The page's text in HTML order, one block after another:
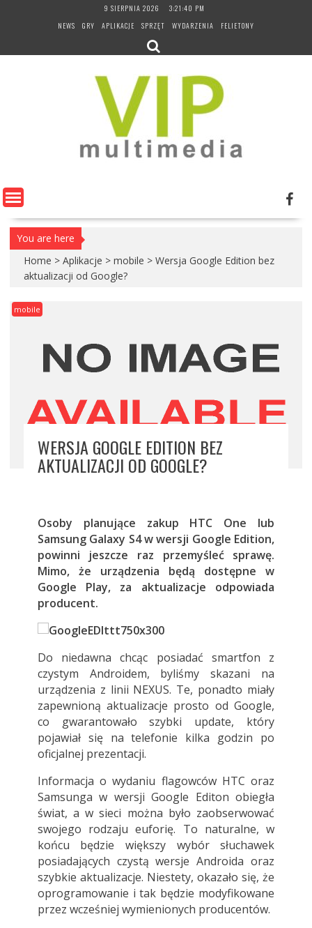
9 SIERPNIA 2026
3:21:40 PM
NEWS
GRY APLIKACJE SPRZĘT WYDARZENIA FELIETONY
You are here
Home > Aplikacje > mobile > Wersja Google Edition bez
aktualizacji od Google?
mobile
WERSJA GOOGLE EDITION BEZ
AKTUALIZACJI OD GOOGLE?
Osoby planujące zakup HTC One lub
Samsung Galaxy S4 w wersji Google Edition,
powinni jeszcze raz przemyśleć sprawę.
Mimo, że urządzenia będą dostępne w
Google Play, za aktualizacje odpowiada
producent.
Do niedawna chcąc posiadać smartfon z
czystym Androidem, byliśmy skazani na
urządzenia z linii NEXUS. Te, ponadto miały
zapewnioną aktualizacje prosto od Google,
co gwarantowało szybki update, który
pojawiał się na telefonie kilka godzin po
oficjalnej prezentacji.
Informacja o wydaniu flagowców HTC oraz
Samsunga w wersji Google Editon obiegła
świat, a w sieci można było zaobserwować
swojego rodzaju euforię. To naturalne, w
końcu będzie większy wybór słuchawek
posiadających czystą wersje Androida oraz
szybkie aktualizacje. Niestety, okazało się, że
oprogramowanie i tak będzie modyfikowane
przez wcześniej wymienionych producentów.